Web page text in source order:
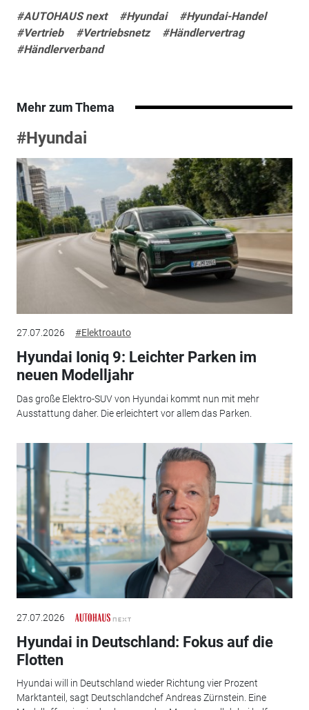
#AUTOHAUS next #Hyundai
#Hyundai-Handel
#Vertrieb
#Vertriebsnetz
#Händlervertrag
#Händlerverband
Mehr zum Thema
#Hyundai
27.07.2026 #Elektroauto
Hyundai Ioniq 9: Leichter Parken im
neuen Modelljahr
Das große Elektro-SUV von Hyundai kommt nun mit mehr
Ausstattung daher. Die erleichtert vor allem das Parken.
27.07.2026
Hyundai in Deutschland: Fokus auf die
Flotten
Hyundai will in Deutschland wieder Richtung vier Prozent
Marktanteil, sagt Deutschlandchef Andreas Zürnstein. Eine